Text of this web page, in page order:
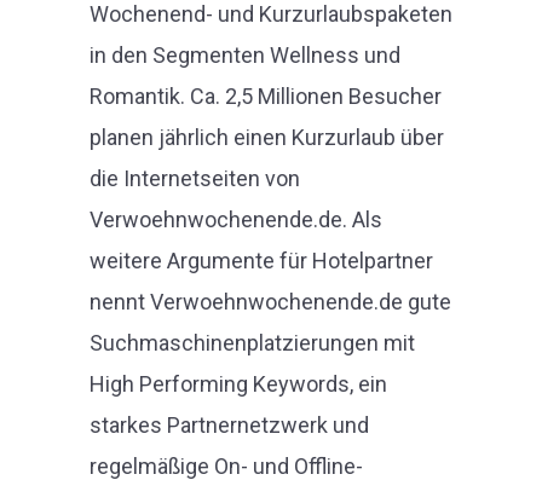
Wochenend- und Kurzurlaubspaketen
in den Segmenten Wellness und
Romantik. Ca. 2,5 Millionen Besucher
planen jährlich einen Kurzurlaub über
die Internetseiten von
Verwoehnwochenende.de. Als
weitere Argumente für Hotelpartner
nennt Verwoehnwochenende.de gute
Suchmaschinenplatzierungen mit
High Performing Keywords, ein
starkes Partnernetzwerk und
regelmäßige On- und Offline-